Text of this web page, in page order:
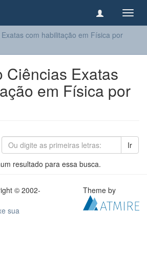
com habilitação em Física por
Ciências Exatas
em Física por
Ir
resultado para essa busca.
© 2002-
sua
Theme by